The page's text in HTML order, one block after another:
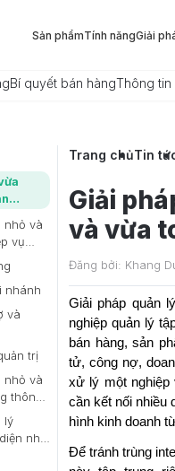
Sản phẩmTính năngGiải
Bí quyết bán hàngThông tin
nhỏ và
vụ
nhánh
và
trị
nhỏ và
thông
lý
như
Trang chủTin
Giải
và vừa
Đăng bởi: Khang
Giải pháp quản
nghiệp quản lý
bán hàng, sản
tử, công nợ,
xử lý một nghiệp
cần kết nối nhiều
hình kinh doanh
Để tránh trùng